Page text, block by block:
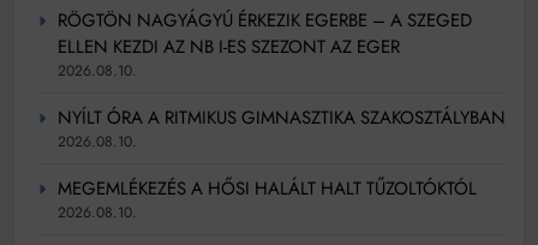
RÖGTÖN NAGYÁGYÚ ÉRKEZIK EGERBE – A SZEGED
ELLEN KEZDI AZ NB I-ES SZEZONT AZ EGER
2026.08.10.
NYÍLT ÓRA A RITMIKUS GIMNASZTIKA SZAKOSZTÁLYBAN
2026.08.10.
MEGEMLÉKEZÉS A HŐSI HALÁLT HALT TŰZOLTÓKTÓL
2026.08.10.